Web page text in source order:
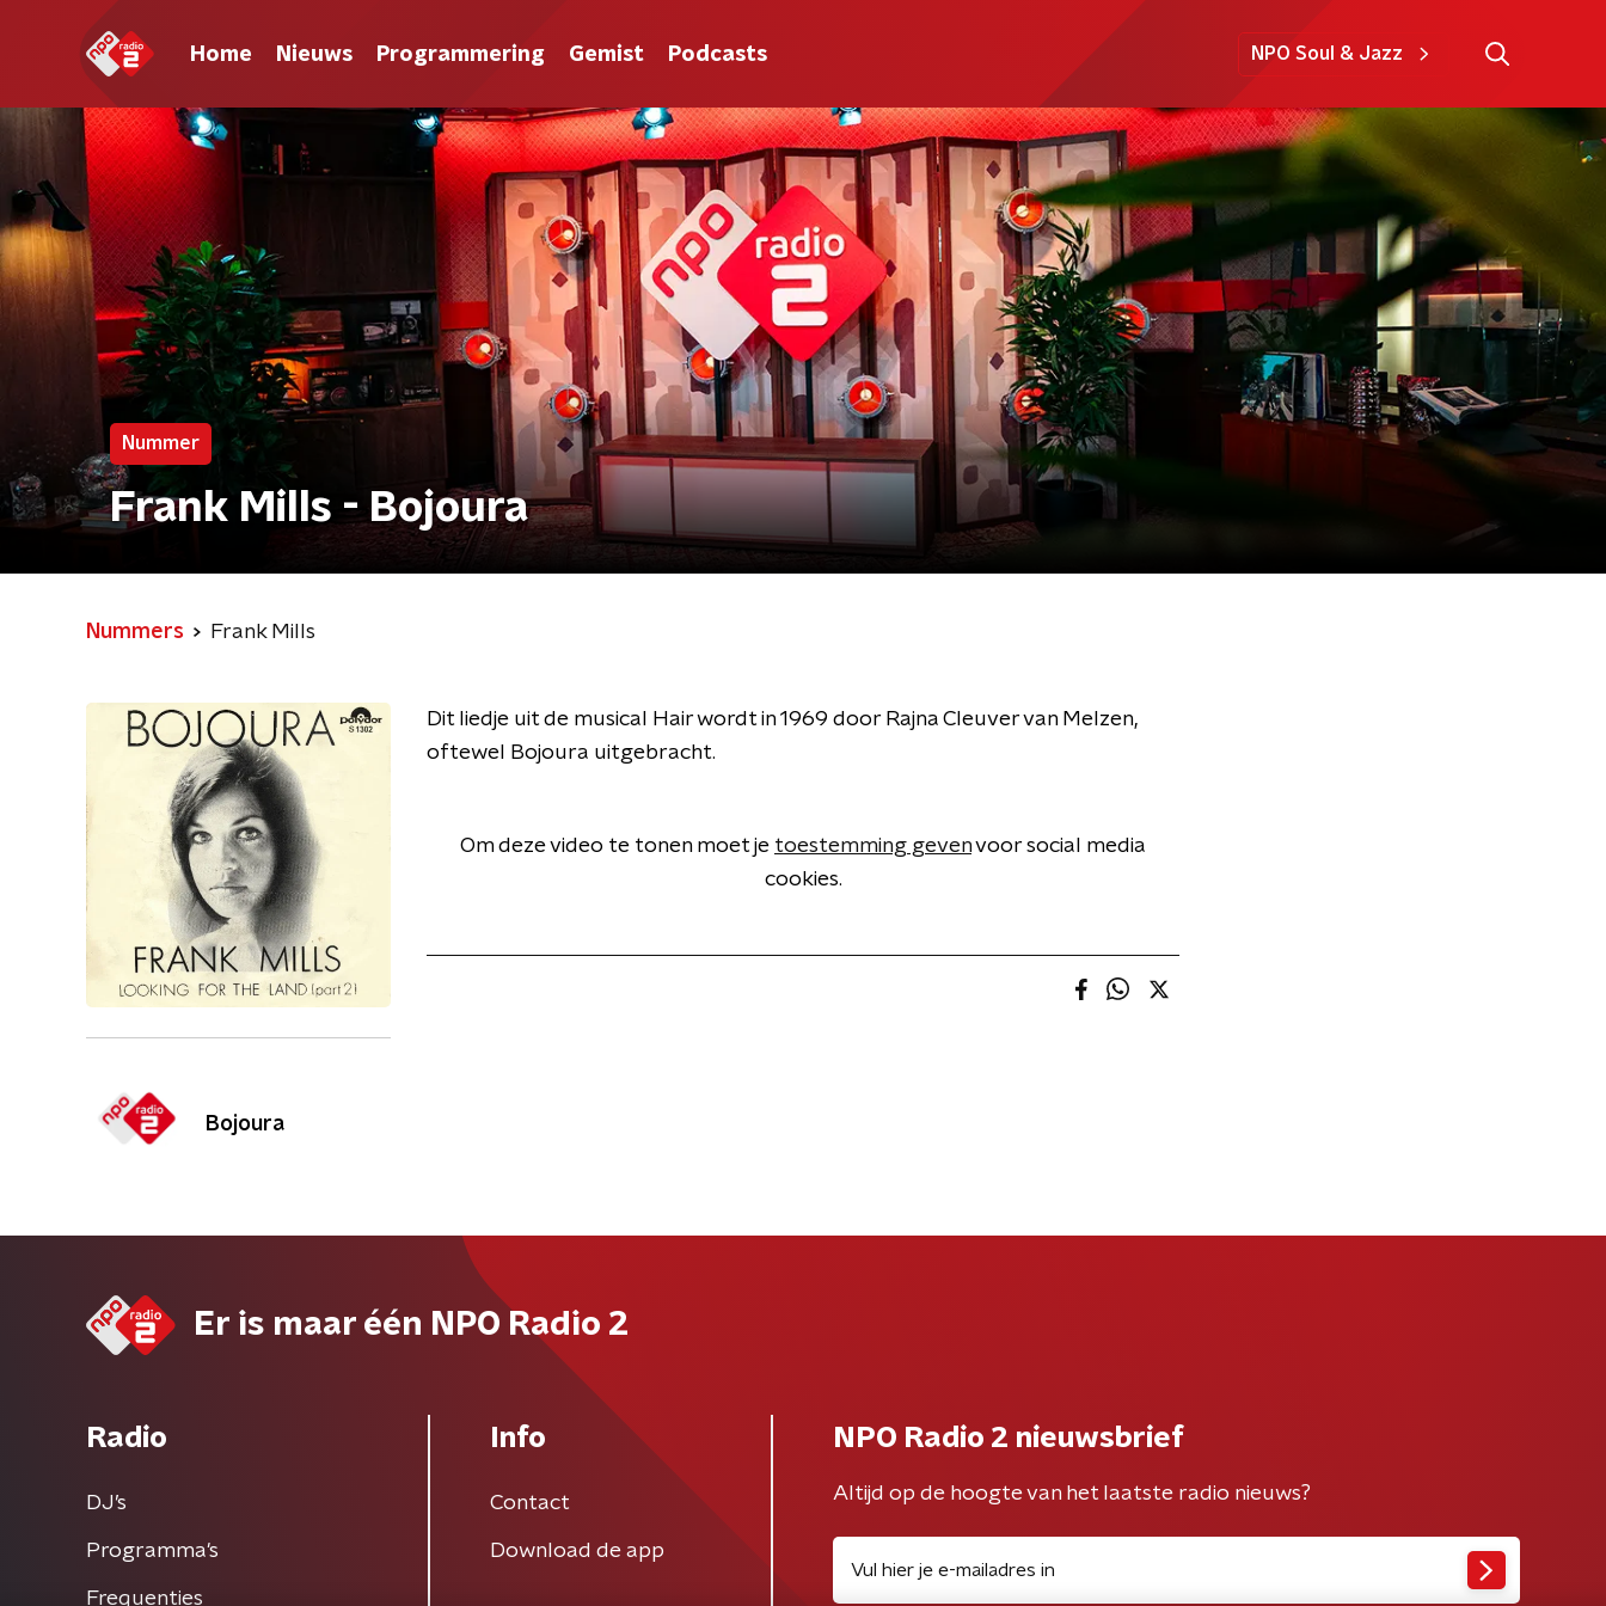
Home Nieuws Programmering Gemist Podcasts NPO Soul & Jazz
Nummer
Frank Mills - Bojoura
Nummers Frank Mills
Bojoura
Dit liedje uit de musical Hair wordt in 1969 door Rajna Cleuver van Melzen,
oftewel Bojoura uitgebracht.
Om deze video te tonen moet je toestemming gevenvoor social media
cookies.
Er is maar één NPO Radio 2
Radio
DJ’s
Programma's
Frequenties
Info
Contact
Download de app
NPO Radio 2 nieuwsbrief
Altijd op de hoogte van het laatste radio nieuws?